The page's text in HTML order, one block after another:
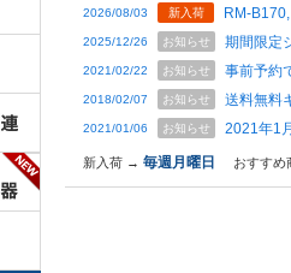
2026/08/03 新入荷 RM-
2025/12/26 お知らせ 期間限定
2021/02/22 お知らせ 事前予約
2018/02/07 お知らせ 送料無料
2021/01/06 お知らせ 2021年1
新入荷 → 毎週月曜日 おすす